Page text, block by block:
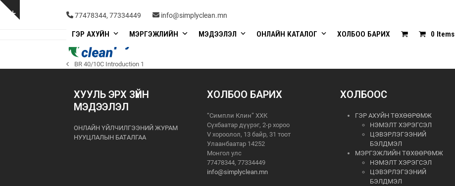
Skip
Show
77478344, 77334449 info@simplyclean.mn
ГЭР АХУЙН МЭРГЭЖЛИЙН МЭДЭЭЛЭЛ ОНЛАЙН КАТАЛОГ ХОЛБОО БАРИХ 0 Items
previous
BR 40/10C Introduction 1
ХУУЛЬ ЭРХ ЗҮЙН
МЭДЭЭЛЭЛ
ОНЛАЙН ҮЙЛЧИЛГЭЭНИЙ ЖУРАМ
НУУЦЛАЛЫН БАТАЛГАА
ХОЛБОО БАРИХ
“Симпли Клин” ХХК
Сүхбаатар дүүрэг, 2-р хороо
V хороолол, 13 байр, 31 тоот
Улаанбаатар 14252
Монгол улс
77478344, 77334449
info@simplyclean.mn
ХОЛБООС
ГЭР АХУЙН ТӨХӨӨРӨМЖ
НЭМЭЛТ ХЭРЭГСЭЛ
ЦЭВЭРЛЭГЭЭНИЙ
БЭЛДМЭЛ
МЭРГЭЖЛИЙН ТӨХӨӨРӨМЖ
НЭМЭЛТ ХЭРЭГСЭЛ
ЦЭВЭРЛЭГЭЭНИЙ
БЭЛДМЭЛ